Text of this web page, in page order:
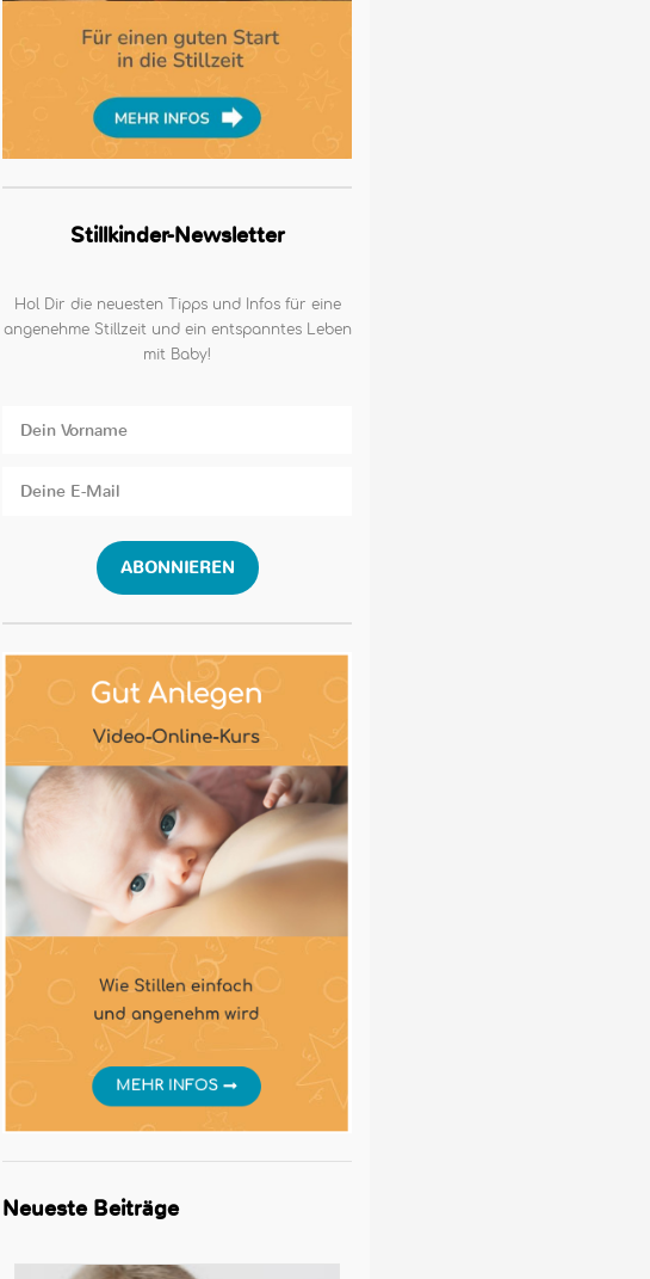
Stillkinder-Newsletter
Hol Dir die neuesten Tipps und Infos für eine
angenehme Stillzeit und ein entspanntes Leben
mit Baby!
ABONNIEREN
Neueste Beiträge